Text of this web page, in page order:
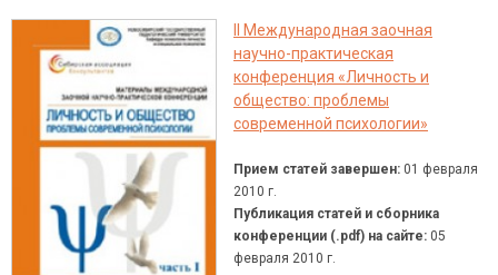
II Международная заочная
научно-практическая
конференция «Личность и
общество: проблемы
современной психологии»
Прием статей завершен: 01 февраля
2010 г.
Публикация статей и сборника
конференции (.pdf) на сайте: 05
февраля 2010 г.